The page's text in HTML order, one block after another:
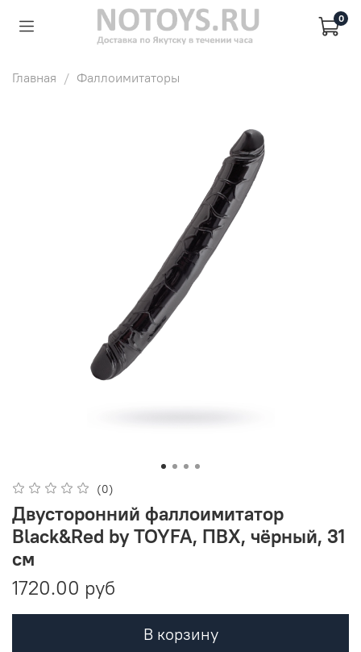
0
Главная Фаллоимитаторы
(0)
Двусторонний фаллоимитатор
Black&Red by TOYFA, ПВХ, чёрный, 31
см
1720.00 руб
В корзину